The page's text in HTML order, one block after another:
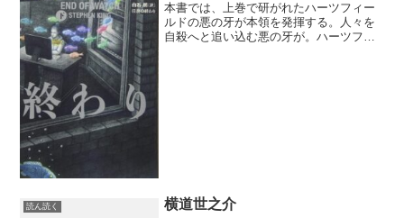
本書では、上巻で研がれたハーツフィー
ルドの悪の牙が本領を発揮する。人々を
自殺へと追い込む悪の牙が。ハーツフィ
読ん読く 横道世之介